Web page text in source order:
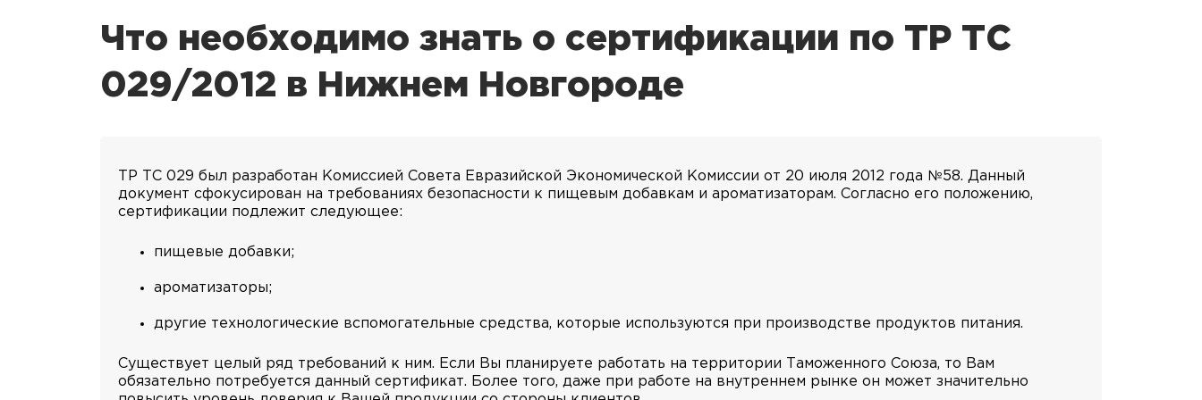
Что необходимо знать о сертификации по ТР ТС
029/2012 в Нижнем Новгороде
ТР ТС 029 был разработан Комиссией Совета Евразийской Экономической Комиссии от 20 июля 2012 года №58. Данный
документ сфокусирован на требованиях безопасности к пищевым добавкам и ароматизаторам. Согласно его положению,
сертификации подлежит следующее:
пищевые добавки;
ароматизаторы;
другие технологические вспомогательные средства, которые используются при производстве продуктов питания.
Существует целый ряд требований к ним. Если Вы планируете работать на территории Таможенного Союза, то Вам
обязательно потребуется данный сертификат. Более того, даже при работе на внутреннем рынке он может значительно